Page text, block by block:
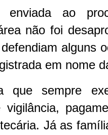
enviada ao
não foi
alguns
em nome
que sempre
vigilância,
Já as